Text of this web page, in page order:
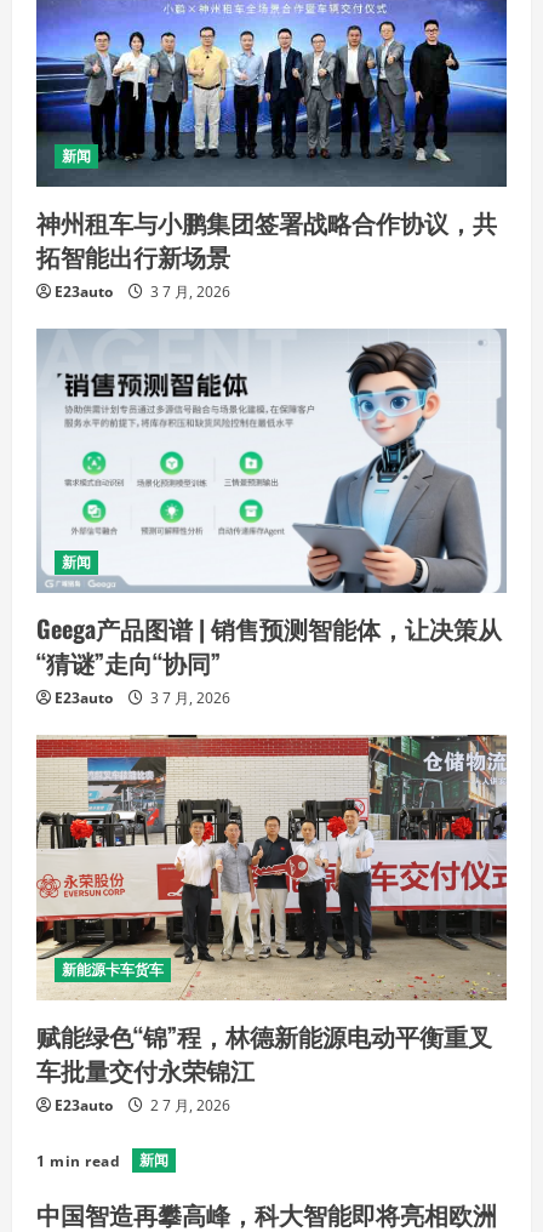
新闻
神州租车与小鹏集团签署战略合作协议，共
拓智能出行新场景
E23auto 3 7 月, 2026
新闻
Geega产品图谱 | 销售预测智能体，让决策从
“猜谜”走向“协同”
E23auto 3 7 月, 2026
新能源卡车货车
赋能绿色“锦”程，林德新能源电动平衡重叉
车批量交付永荣锦江
E23auto 2 7 月, 2026
1 min read 新闻
中国智造再攀高峰，科大智能即将亮相欧洲